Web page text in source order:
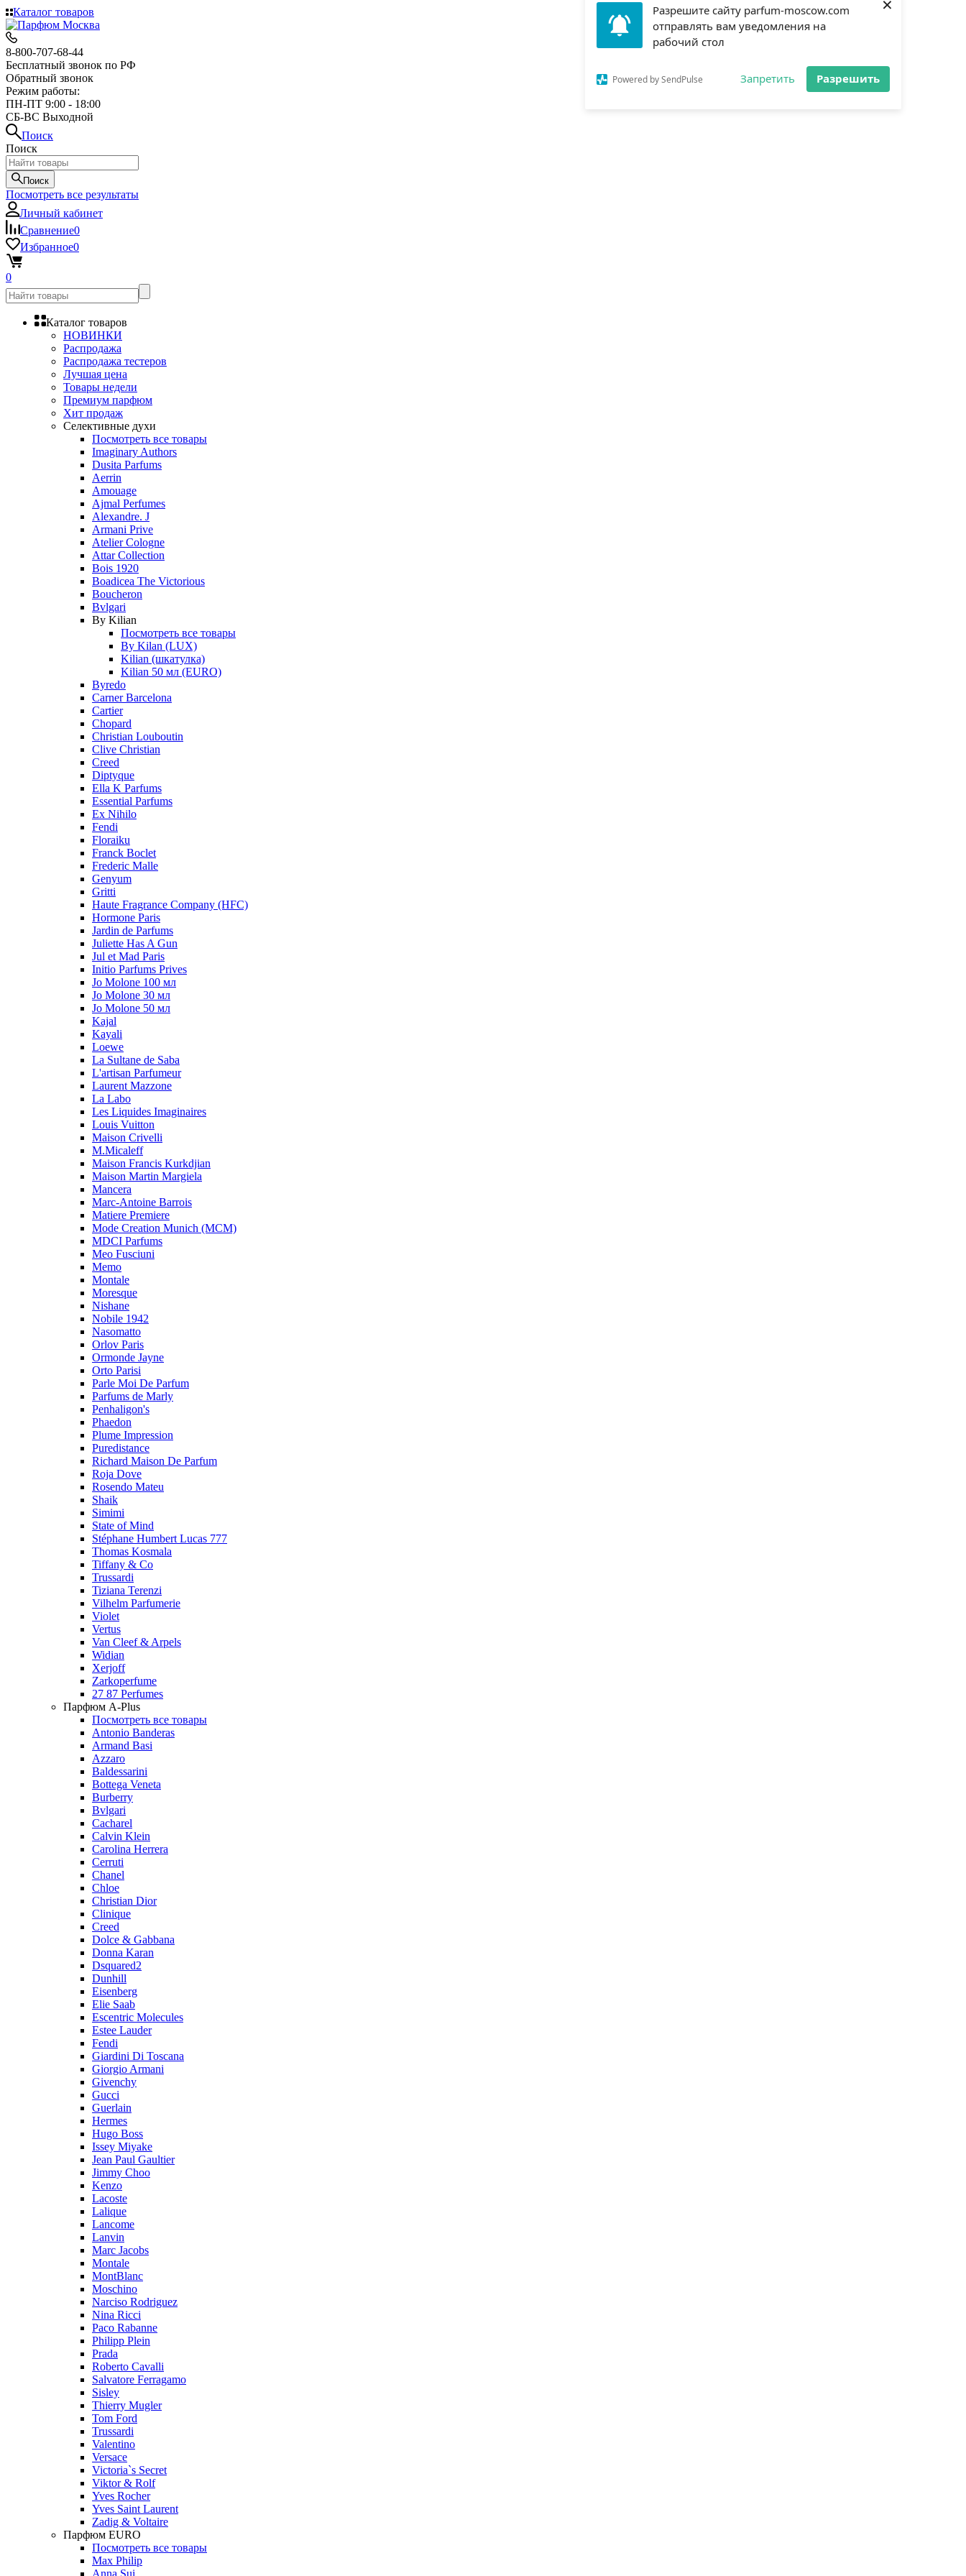
Разрешите сайту parfum-moscow.com
отправлять вам уведомления на
рабочий стол
Запретить Разрешить
×
Каталог товаров
8-800-707-68-44
Бесплатный звонок по РФ
Обратный звонок
Режим работы:
ПН-ПТ 9:00 - 18:00
СБ-ВС Выходной
Поиск
Поиск
Поиск
Посмотреть все результаты
Личный кабинет
Сравнение0
Избранное0
0
Каталог товаров
НОВИНКИ
Распродажа
Распродажа тестеров
Лучшая цена
Товары недели
Премиум парфюм
Хит продаж
Селективные духи
Посмотреть все товары
Imaginary Authors
Dusita Parfums
Aerrin
Amouage
Ajmal Perfumes
Alexandre. J
Armani Prive
Atelier Cologne
Attar Collection
Bois 1920
Boadicea The Victorious
Boucheron
Bvlgari
By Kilian
Посмотреть все товары
By Kilan (LUX)
Kilian (шкатулка)
Kilian 50 мл (EURO)
Byredo
Carner Barcelona
Cartier
Chopard
Christian Louboutin
Clive Christian
Creed
Diptyque
Ella K Parfums
Essential Parfums
Ex Nihilo
Fendi
Floraiku
Franck Boclet
Frederic Malle
Genyum
Gritti
Haute Fragrance Company (HFC)
Hormone Paris
Jardin de Parfums
Juliette Has A Gun
Jul et Mad Paris
Initio Parfums Prives
Jo Molone 100 мл
Jo Molone 30 мл
Jo Molone 50 мл
Kajal
Kayali
Loewe
La Sultane de Saba
L'artisan Parfumeur
Laurent Mazzone
La Labo
Les Liquides Imaginaires
Louis Vuitton
Maison Crivelli
M.Micaleff
Maison Francis Kurkdjian
Maison Martin Margiela
Mancera
Marc-Antoine Barrois
Matiere Premiere
Mode Creation Munich (MCM)
MDCI Parfums
Meo Fusciuni
Memo
Montale
Moresque
Nishane
Nobile 1942
Nasomatto
Orlov Paris
Ormonde Jayne
Orto Parisi
Parle Moi De Parfum
Parfums de Marly
Penhaligon's
Phaedon
Plume Impression
Puredistance
Richard Maison De Parfum
Roja Dove
Rosendo Mateu
Shaik
Simimi
State of Mind
Stéphane Humbert Lucas 777
Thomas Kosmala
Tiffany & Co
Trussardi
Tiziana Terenzi
Vilhelm Parfumerie
Violet
Vertus
Van Cleef & Arpels
Widian
Xerjoff
Zarkoperfume
27 87 Perfumes
Парфюм A-Plus
Посмотреть все товары
Antonio Banderas
Armand Basi
Azzaro
Baldessarini
Bottega Veneta
Burberry
Bvlgari
Cacharel
Calvin Klein
Carolina Herrera
Cerruti
Chanel
Chloe
Christian Dior
Clinique
Creed
Dolce & Gabbana
Donna Karan
Dsquared2
Dunhill
Eisenberg
Elie Saab
Escentric Molecules
Estee Lauder
Fendi
Giardini Di Toscana
Giorgio Armani
Givenchy
Gucci
Guerlain
Hermes
Hugo Boss
Issey Miyake
Jean Paul Gaultier
Jimmy Choo
Kenzo
Lacoste
Lalique
Lancome
Lanvin
Marc Jacobs
Montale
MontBlanc
Moschino
Narciso Rodriguez
Nina Ricci
Paco Rabanne
Philipp Plein
Prada
Roberto Cavalli
Salvatore Ferragamo
Sisley
Thierry Mugler
Tom Ford
Trussardi
Valentino
Versace
Victoria`s Secret
Viktor & Rolf
Yves Rocher
Yves Saint Laurent
Zadig & Voltaire
Парфюм EURO
Посмотреть все товары
Max Philip
Anna Sui